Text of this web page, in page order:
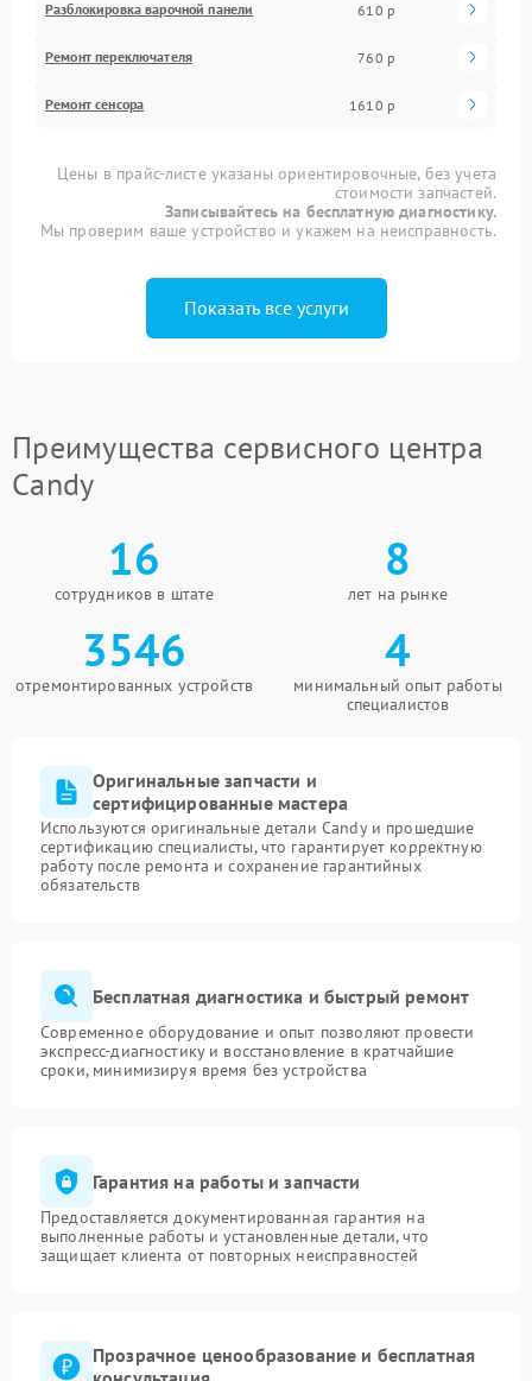
Разблокировка варочной панели 610 р
Ремонт переключателя 760 р
Ремонт сенсора 1610 р
Цены в прайс-листе указаны ориентировочные, без учета
стоимости запчастей.
Записывайтесь на бесплатную диагностику.
Мы проверим ваше устройство и укажем на неисправность.
Показать все услуги
Преимущества сервисного центра
Candy
16
сотрудников в штате
8
лет на рынке
3546
отремонтированных устройств
4
минимальный опыт работы
специалистов
Оригинальные запчасти и
сертифицированные мастера
Используются оригинальные детали Candy и прошедшие
сертификацию специалисты, что гарантирует корректную
работу после ремонта и сохранение гарантийных
обязательств
Бесплатная диагностика и быстрый ремонт
Современное оборудование и опыт позволяют провести
экспресс-диагностику и восстановление в кратчайшие
сроки, минимизируя время без устройства
Гарантия на работы и запчасти
Предоставляется документированная гарантия на
выполненные работы и установленные детали, что
защищает клиента от повторных неисправностей
Прозрачное ценообразование и бесплатная